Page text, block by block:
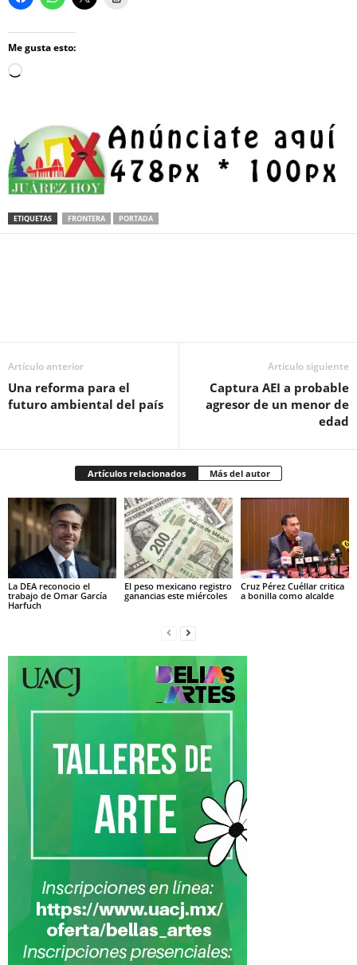
Me gusta esto:
Loading…
ETIQUETAS FRONTERA PORTADA
Artículo anterior
Una reforma para el
futuro ambiental del país
Artículo siguiente
Captura AEI a probable
agresor de un menor de
edad
Artículos relacionados Más del autor
La DEA reconocio el
trabajo de Omar García
Harfuch
El peso mexicano registro
ganancias este miércoles
Cruz Pérez Cuéllar critica
a bonilla como alcalde